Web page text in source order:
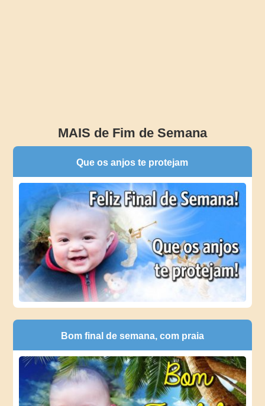
MAIS de Fim de Semana
Que os anjos te protejam
Bom final de semana, com praia